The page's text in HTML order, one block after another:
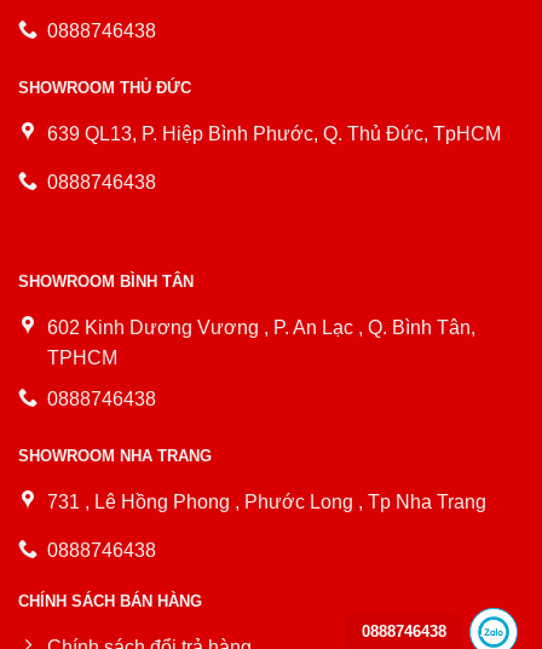
0888746438
SHOWROOM THỦ ĐỨC
639 QL13, P. Hiệp Bình Phước, Q. Thủ Đức, TpHCM
0888746438
SHOWROOM BÌNH TÂN
602 Kinh Dương Vương , P. An Lạc , Q. Bình Tân,
TPHCM
0888746438
SHOWROOM NHA TRANG
731 , Lê Hồng Phong , Phước Long , Tp Nha Trang
0888746438
CHÍNH SÁCH BÁN HÀNG
0888746438